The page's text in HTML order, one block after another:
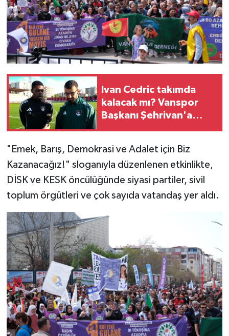
Ivan Cedric takımda
kalacak mı? Vanspor
Başkanı Şehrivan'a
"Emek, Barış, Demokrasi ve Adalet için Biz
Kazanacağız!" sloganıyla düzenlenen etkinlikte,
DİSK ve KESK öncülüğünde siyasi partiler, sivil
toplum örgütleri ve çok sayıda vatandaş yer aldı.